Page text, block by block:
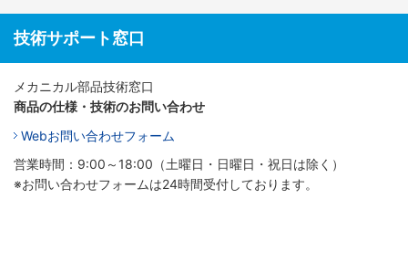
技術サポート窓口
メカニカル部品技術窓口
商品の仕様・技術のお問い合わせ
Webお問い合わせフォーム
営業時間：9:00～18:00（土曜日・日曜日・祝日は除く）
※お問い合わせフォームは24時間受付しております。